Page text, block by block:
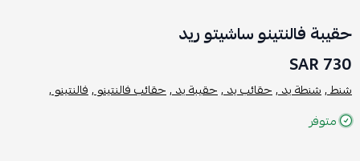
حقيبة فالنتينو ساشيتو ريد
730 SAR
شنط ,شنطة يد ,حقائب يد ,حقيبة يد ,حقائب فالنتينو ,فالنتينو ,
متوفر